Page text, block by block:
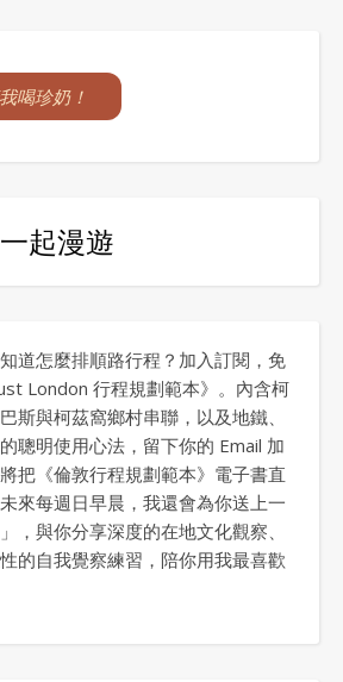
喝珍奶！
起漫遊
道怎麼排順路行程？加入訂閱，免
London 行程規劃範本》。內含柯
斯與柯茲窩鄉村串聯，以及地鐵、
聰明使用心法，留下你的 Email 加
把《倫敦行程規劃範本》電子書直
來每週日早晨，我還會為你送上一
，與你分享深度的在地文化觀察、
的自我覺察練習，陪你用我最喜歡